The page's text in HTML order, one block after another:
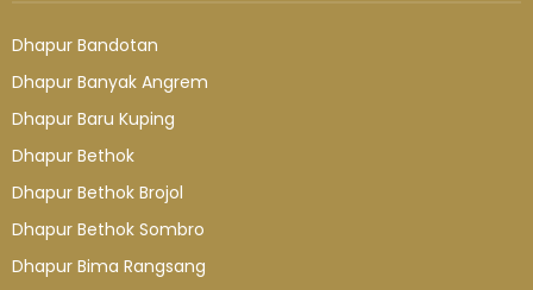
Dhapur Bandotan
Dhapur Banyak Angrem
Dhapur Baru Kuping
Dhapur Bethok
Dhapur Bethok Brojol
Dhapur Bethok Sombro
Dhapur Bima Rangsang